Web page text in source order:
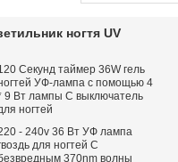
ногтя UV
Секунд таймер 36W гель
УФ-лампа с помощью 4
9 Вт лампы С выключатель
ногтей
- 240v 36 Вт УФ лампа
для ногтей С
370nm волны